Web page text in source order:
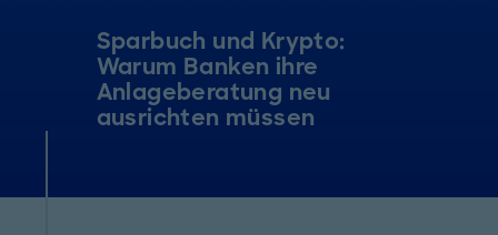
Sparbuch und Krypto:
Warum Banken ihre
Anlageberatung neu
ausrichten müssen